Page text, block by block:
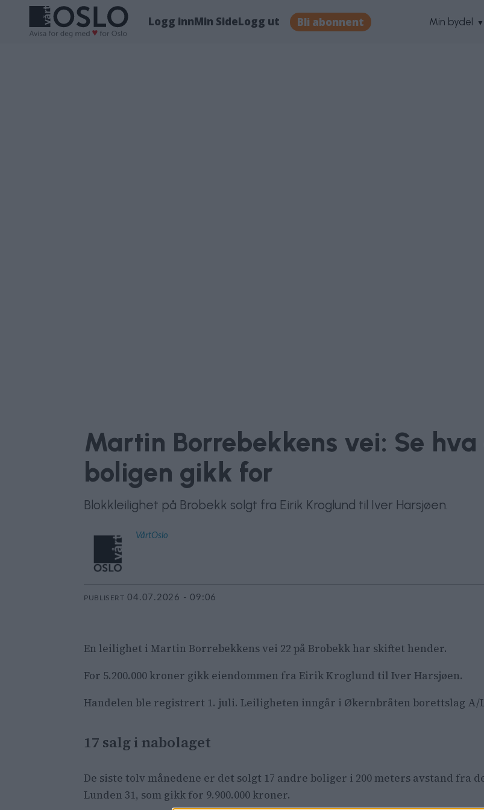
Logg innMin SideLogg ut Bli abonnent Min bydel
Martin Borrebekkens vei: Se
boligen gikk for
Blokkleilighet på Brobekk solgt fra Eirik Kroglund til Iver Harsjøen.
VårtOslo
PUBLISERT 04.07.2026 - 09:06
En leilighet i Martin Borrebekkens vei 22 på Brobekk har skiftet hender.
For 5.200.000 kroner gikk eiendommen fra Eirik Kroglund til Iver Harsjøen.
Handelen ble registrert 1. juli. Leiligheten inngår i Økernbråten borettslag A/
17 salg i nabolaget
De siste tolv månedene er det solgt 17 andre boliger i 200 meters avstand fra
Lunden 31, som gikk for 9.900.000 kroner.